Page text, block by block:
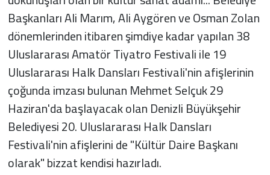
Başkanları Ali Marım, Ali Aygören ve Osman Zolan
dönemlerinden itibaren şimdiye kadar yapılan 38
Uluslararası Amatör Tiyatro Festivali ile 19
Uluslararası Halk Dansları Festivali'nin afişlerinin
çoğunda imzası bulunan Mehmet Selçuk 29
Haziran'da başlayacak olan Denizli Büyükşehir
Belediyesi 20. Uluslararası Halk Dansları
Festivali'nin afişlerini de "Kültür Daire Başkanı
olarak" bizzat kendisi hazırladı.